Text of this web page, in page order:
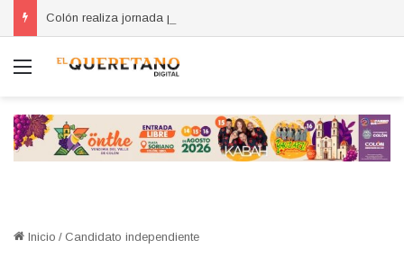
Colón realiza jornada para prevenir delitos cibernéticos
Menú
Inicio / Candidato independiente